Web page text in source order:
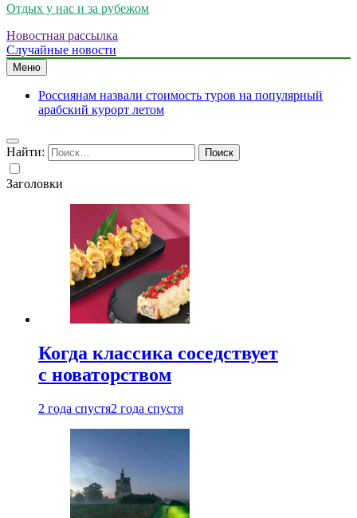
Отдых у нас и за рубежом
Новостная рассылка
Случайные новости
Меню
Россиянам назвали стоимость туров на популярный
арабский курорт летом
Найти:
Заголовки
Когда классика соседствует
с новаторством
2 года спустя2 года спустя